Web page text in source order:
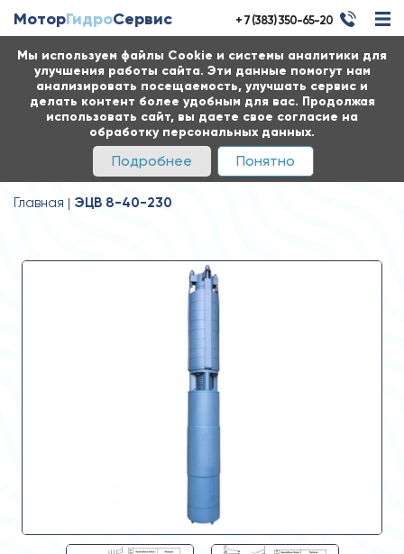
Мы используем файлы Cookie и системы аналитики для
улучшения работы сайта. Эти данные помогут нам
анализировать посещаемость, улучшать сервис и
делать контент более удобным для вас. Продолжая
использовать сайт, вы даете свое согласие на
обработку персональных данных.
Подробнее Понятно
МоторГидроСервис + 7 (383) 350-65-20
Главная ЭЦВ 8-40-230